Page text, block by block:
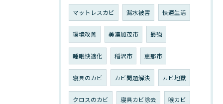
マットレスカビ 漏水被害 快適生活
環境改善 美濃加茂市 最強
睡眠快適化 稲沢市 恵那市
寝具のカビ カビ問題解決 カビ地獄
クロスのカビ 寝具カビ除去 喉カビ